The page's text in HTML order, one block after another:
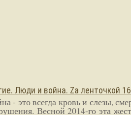
Люди и война. Zа ленточкой
- это всегда кровь и слезы,
Весной 2014-го эта